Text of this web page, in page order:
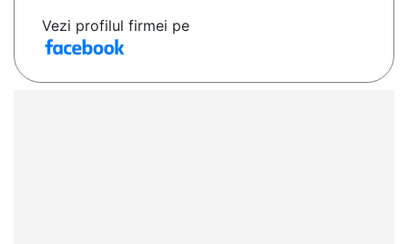
Vezi profilul firmei pe